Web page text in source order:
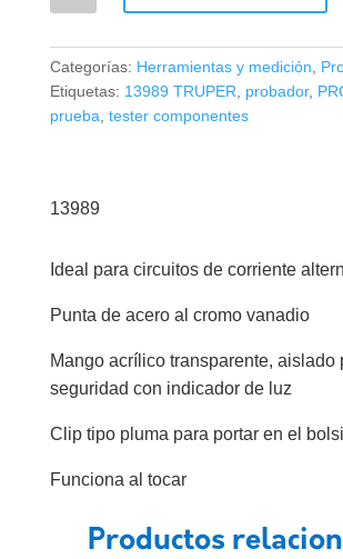
19
cm,
Categorías: Herramientas y medición,
Etiquetas: 13989 TRUPER, probador,
prueba, tester componentes
13989
Ideal para circuitos de corriente
Punta de acero al cromo vanadio
Mango acrílico transparente, aislado
seguridad con indicador de luz
Clip tipo pluma para portar en el
Funciona al tocar
Productos